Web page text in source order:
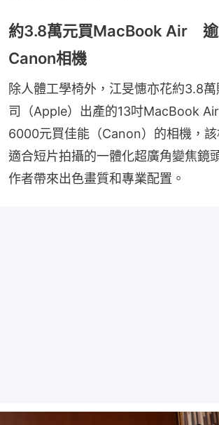
約3.8萬元買MacBook Air
Canon相機
除人體工學椅外，江旻憓亦花約3.8
司（Apple）出產的13吋MacBook
6000元買佳能（Canon）的相機，
適合短片拍攝的一體化超廣角變焦鏡
作者帶來出色畫質和專業配置。